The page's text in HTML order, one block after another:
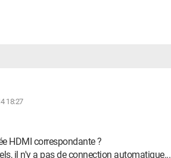
18:27
HDMI correspondante ?
il n'y a pas de connection automatique...